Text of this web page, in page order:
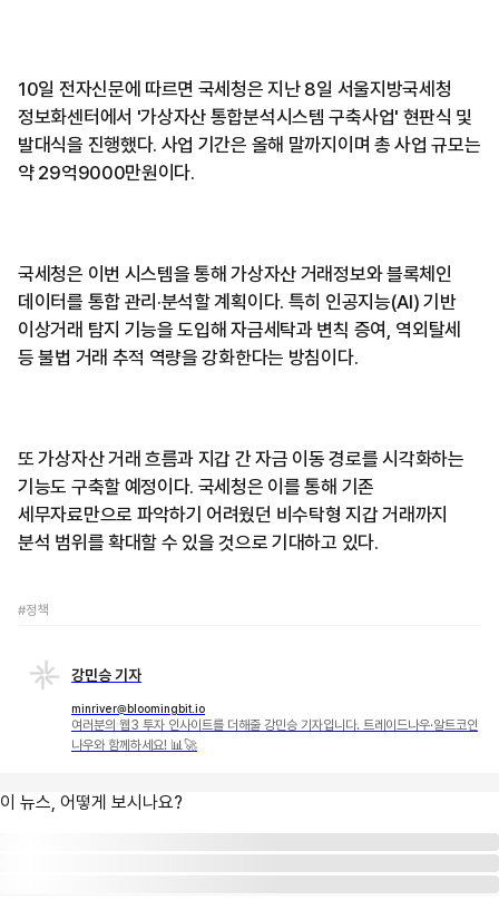
10일 전자신문에 따르면 국세청은 지난 8일 서울지방국세청
정보화센터에서 '가상자산 통합분석시스템 구축사업' 현판식 및
발대식을 진행했다. 사업 기간은 올해 말까지이며 총 사업 규모는
약 29억9000만원이다.
국세청은 이번 시스템을 통해 가상자산 거래정보와 블록체인
데이터를 통합 관리·분석할 계획이다. 특히 인공지능(AI) 기반
이상거래 탐지 기능을 도입해 자금세탁과 변칙 증여, 역외탈세
등 불법 거래 추적 역량을 강화한다는 방침이다.
또 가상자산 거래 흐름과 지갑 간 자금 이동 경로를 시각화하는
기능도 구축할 예정이다. 국세청은 이를 통해 기존
세무자료만으로 파악하기 어려웠던 비수탁형 지갑 거래까지
분석 범위를 확대할 수 있을 것으로 기대하고 있다.
#정책
강민승 기자
minriver@bloomingbit.io
여러분의 웹3 투자 인사이트를 더해줄 강민승 기자입니다. 트레이드나우·알트코인
나우와 함께하세요! 📊🚀
이 뉴스, 어떻게 보시나요?